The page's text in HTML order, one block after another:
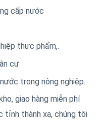
cấp nước
thực phẩm,.
cư
trong nông nghiệp.
giao hàng miễn phí
tỉnh thành xa, chúng tôi